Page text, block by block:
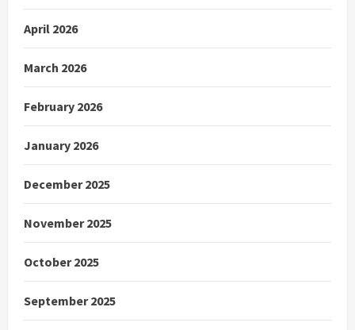
April 2026
March 2026
February 2026
January 2026
December 2025
November 2025
October 2025
September 2025